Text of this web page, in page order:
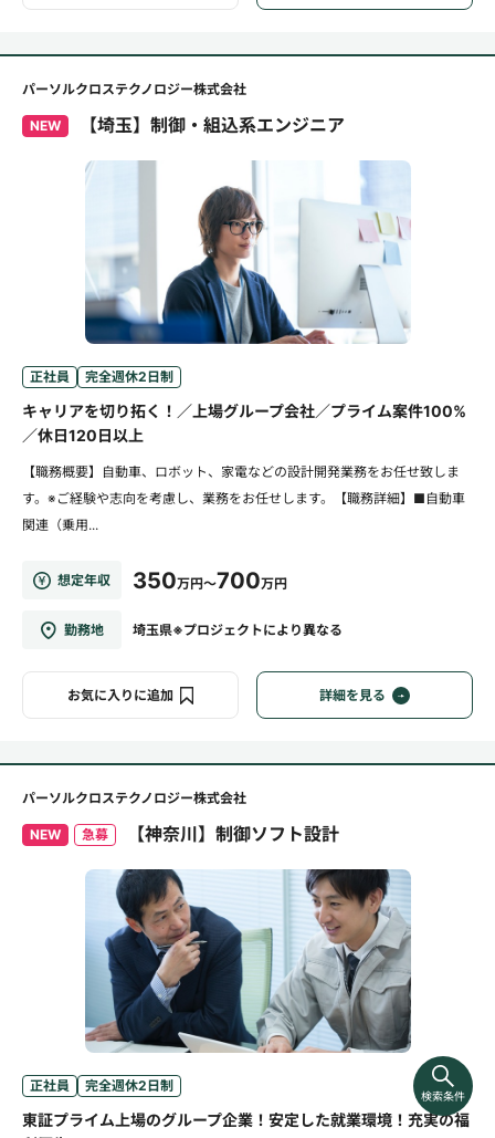
パーソルクロステクノロジー株式会社
NEW 【埼玉】制御・組込系エンジニア
正社員 完全週休2日制
キャリアを切り拓く！／上場グループ会社／プライム案件100%
／休日120日以上
【職務概要】自動車、ロボット、家電などの設計開発業務をお任せ致しま
す。※ご経験や志向を考慮し、業務をお任せします。【職務詳細】■自動車
関連（乗用...
想定年収 350万円～700万円
勤務地 埼玉県※プロジェクトにより異なる
お気に入りに追加 詳細を見る
パーソルクロステクノロジー株式会社
NEW 急募 【神奈川】制御ソフト設計
正社員 完全週休2日制
東証プライム上場のグループ企業！安定した就業環境！充実の福
検索条件